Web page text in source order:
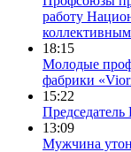
работу
18:15
Молодые
фабрики
15:22
Председатель
13:09
Мужчина